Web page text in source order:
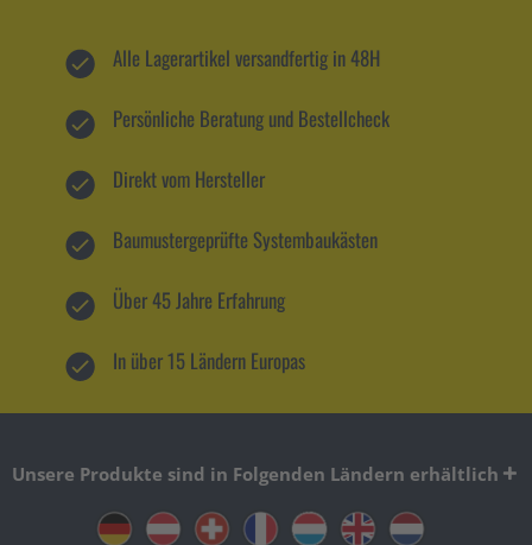
Alle Lagerartikel versandfertig in 48H
Persönliche Beratung und Bestellcheck
Direkt vom Hersteller
Baumustergeprüfte Systembaukästen
Über 45 Jahre Erfahrung
In über 15 Ländern Europas
Unsere Produkte sind in Folgenden Ländern erhältlich